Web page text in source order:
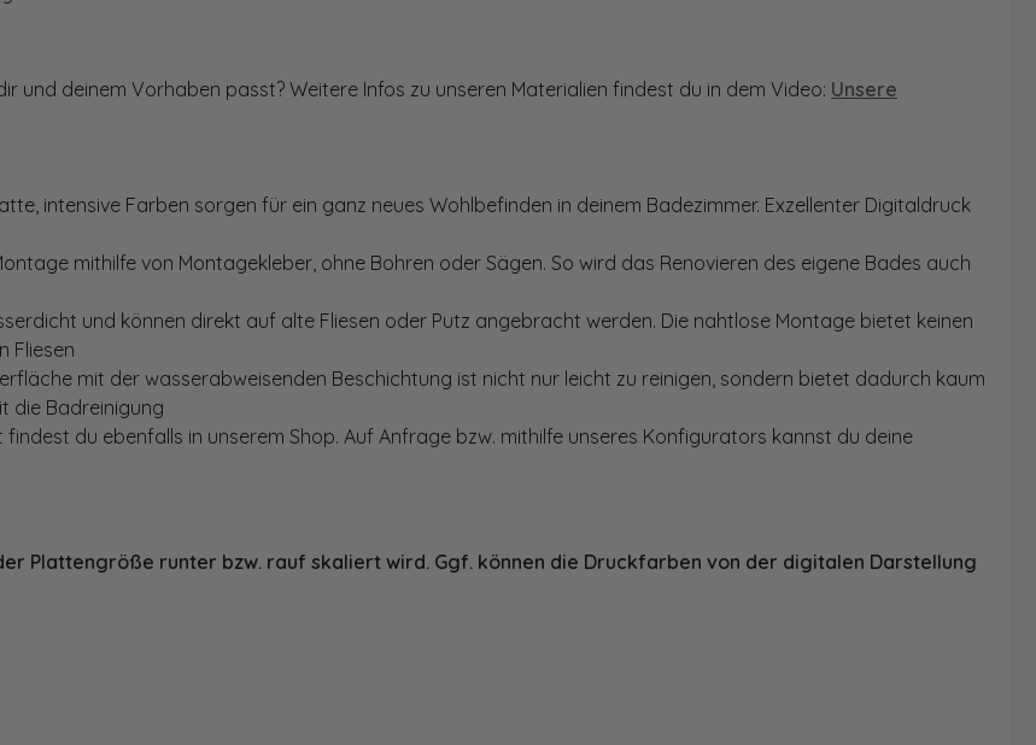
und deinem Vorhaben passt? Weitere Infos zu unseren Materialien findest du in dem Video: Unsere
intensive Farben sorgen für ein ganz neues Wohlbefinden in deinem Badezimmer. Exzellenter Digitaldruck
mithilfe von Montagekleber, ohne Bohren oder Sägen. So wird das Renovieren des eigene Bades auch
und können direkt auf alte Fliesen oder Putz angebracht werden. Die nahtlose Montage bietet keinen
Fliesen
mit der wasserabweisenden Beschichtung ist nicht nur leicht zu reinigen, sondern bietet dadurch kaum
die Badreinigung
du ebenfalls in unserem Shop. Auf Anfrage bzw. mithilfe unseres Konfigurators kannst du deine
Plattengröße runter bzw. rauf skaliert wird. Ggf. können die Druckfarben von der digitalen Darstellung